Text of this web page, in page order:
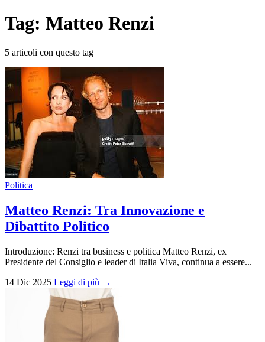
Tag: Matteo Renzi
5 articoli con questo tag
Politica
Matteo Renzi: Tra Innovazione e
Dibattito Politico
Introduzione: Renzi tra business e politica Matteo Renzi, ex
Presidente del Consiglio e leader di Italia Viva, continua a essere...
14 Dic 2025 Leggi di più →